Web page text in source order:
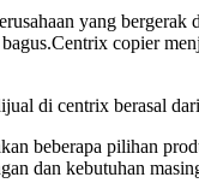
yang
copier
di centrix berasal
beberapa pilihan
dan kebutuhan